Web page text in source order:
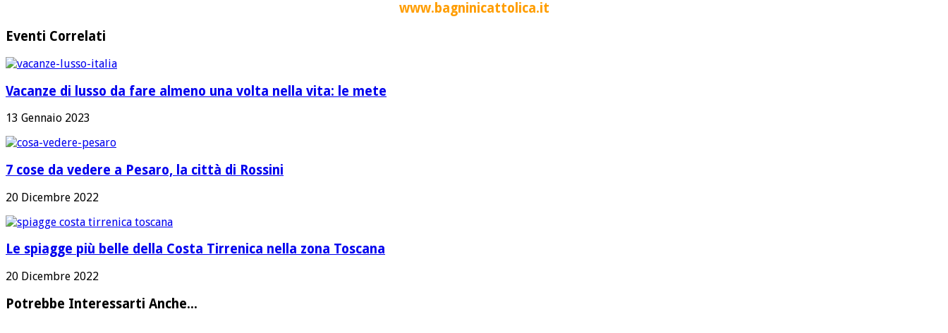
www.bagninicattolica.it
Eventi Correlati
Vacanze di lusso da fare almeno una volta nella vita: le mete
13 Gennaio 2023
7 cose da vedere a Pesaro, la città di Rossini
20 Dicembre 2022
Le spiagge più belle della Costa Tirrenica nella zona Toscana
20 Dicembre 2022
Potrebbe Interessarti Anche...